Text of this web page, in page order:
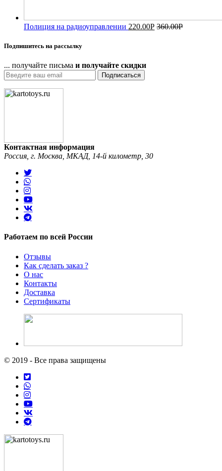
Полиция на радиоуправлении 220.00Р 360.00Р
Подпишитесь на рассылку
... получайте письма и получайте скидки
Подписаться
Контактная информация
Россия, г. Москва, МКАД, 14-й километр, 30
Работаем по всей России
Отзывы
Как сделать заказ ?
О нас
Контакты
Доставка
Сертификаты
© 2019 - Все права защищены